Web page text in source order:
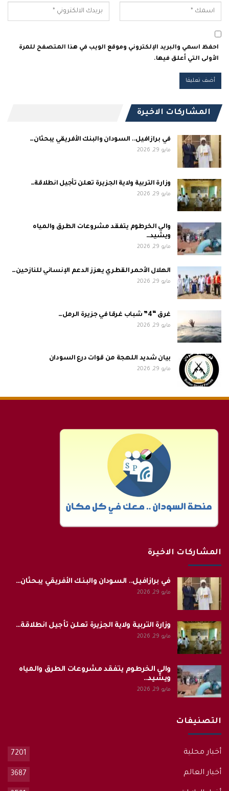
احفظ اسمي والبريد الإلكتروني وموقع الويب في هذا المتصفح للمرة
الأولى التي أعلق فيها.
المشاركات الاخيرة
في برازافيل.. السودان والبنك الأفريقي يبحثان…
مايو 29, 2026
وزارة التربية ولاية الجزيرة تعلن تأجيل انطلاقة…
مايو 29, 2026
والي الخرطوم يتفقد مشروعات الطرق والمياه
ويشيد…
مايو 29, 2026
الهلال الأحمر القطري يعزز الدعم الإنساني للنازحين…
مايو 29, 2026
غرق “4” شباب غرقا في جزيرة الرمل…
مايو 29, 2026
بيان شديد اللهجة من قوات درع السودان
مايو 29, 2026
المشاركات الاخيرة
في برازافيل.. السودان والبنك الأفريقي يبحثان…
مايو 29, 2026
وزارة التربية ولاية الجزيرة تعلن تأجيل انطلاقة…
مايو 29, 2026
والي الخرطوم يتفقد مشروعات الطرق والمياه
ويشيد…
مايو 29, 2026
التصنيفات
أخبار محلية 7201
أخبار العالم 3687